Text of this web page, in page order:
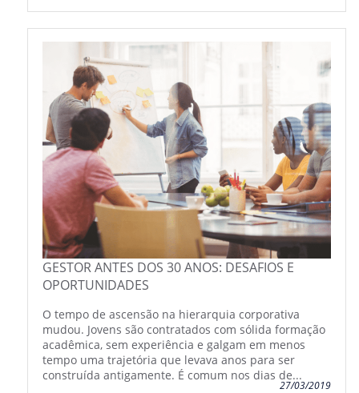
GESTOR ANTES DOS 30 ANOS: DESAFIOS E
OPORTUNIDADES
O tempo de ascensão na hierarquia corporativa
mudou. Jovens são contratados com sólida formação
acadêmica, sem experiência e galgam em menos
tempo uma trajetória que levava anos para ser
construída antigamente. É comum nos dias de...
27/03/2019